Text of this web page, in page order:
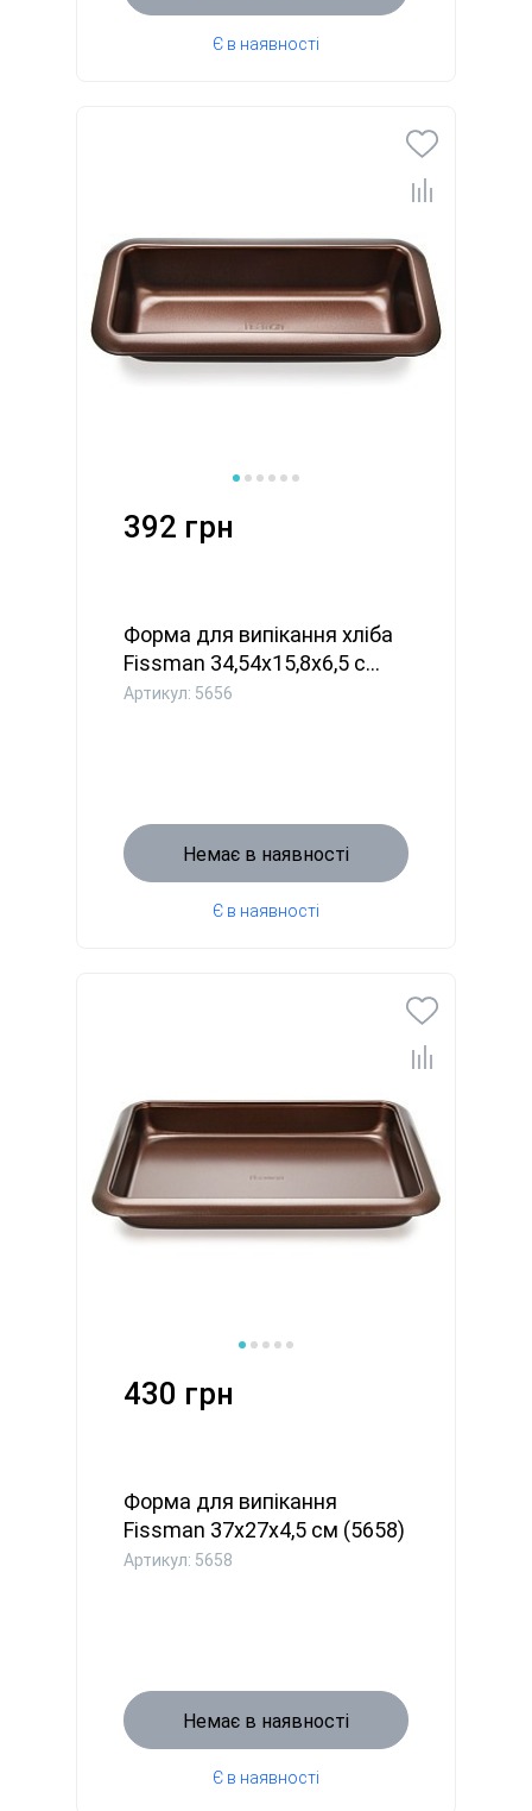
Є в наявності
392 грн
Форма для випікання хліба
Fissman 34,54x15,8x6,5 с...
Артикул: 5656
Немає в наявності
Є в наявності
430 грн
Форма для випікання
Fissman 37х27x4,5 см (5658)
Артикул: 5658
Немає в наявності
Є в наявності